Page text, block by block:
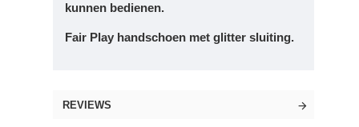
kunnen bedienen.
Fair Play handschoen met glitter sluiting.
REVIEWS